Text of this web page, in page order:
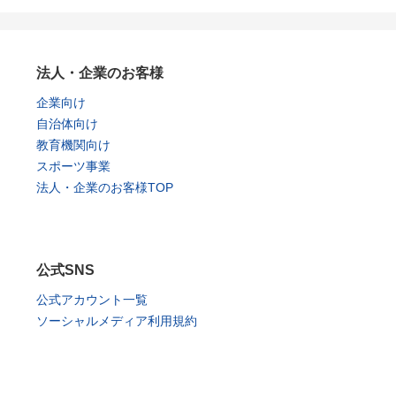
法人・企業のお客様
企業向け
自治体向け
教育機関向け
スポーツ事業
法人・企業のお客様TOP
公式SNS
公式アカウント一覧
ソーシャルメディア利用規約